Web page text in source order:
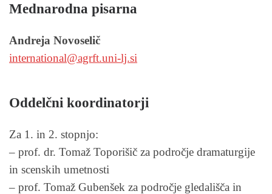
Mednarodna pisarna
Andreja Novoselič
is.jl
-inu.
tfrga
@lano
itanr
etni
Oddelčni koordinatorji
Za 1. in 2. stopnjo:
– prof. dr. Tomaž Toporišič za področje dramaturgije
in scenskih umetnosti
– prof. Tomaž Gubenšek za področje gledališča in